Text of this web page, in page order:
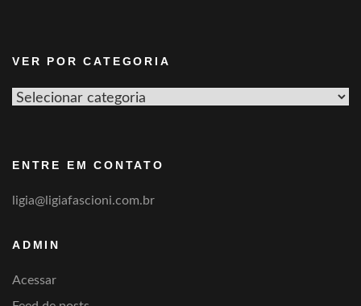
VER POR CATEGORIA
Ver
ENTRE EM CONTATO
ligia@ligiafascioni.com.br
ADMIN
Acessar